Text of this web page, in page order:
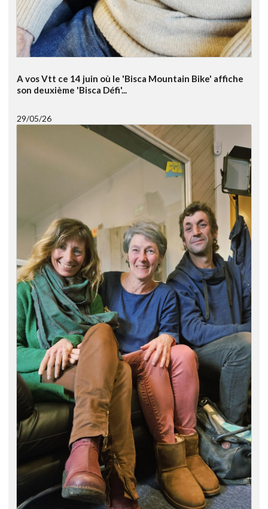
A vos Vtt ce 14 juin où le 'Bisca Mountain Bike' affiche
son deuxième 'Bisca Défi'...
29/05/26